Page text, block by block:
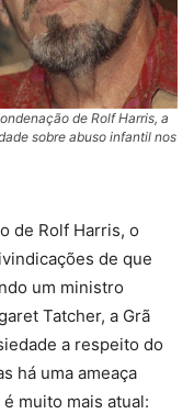
de Rolf Harris, a
sobre abuso infantil nos
de Rolf Harris, o
de que
um ministro
Tatcher, a Grã
a respeito do
há uma ameaça
muito mais atual: